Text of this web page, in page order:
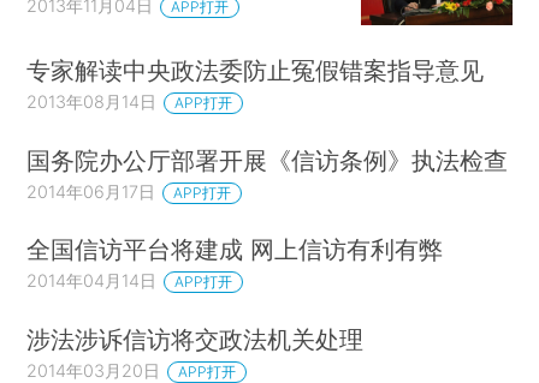
2013年11月04日 APP打开
专家解读中央政法委防止冤假错案指导意见
2013年08月14日 APP打开
国务院办公厅部署开展《信访条例》执法检查
2014年06月17日 APP打开
全国信访平台将建成 网上信访有利有弊
2014年04月14日 APP打开
涉法涉诉信访将交政法机关处理
2014年03月20日 APP打开